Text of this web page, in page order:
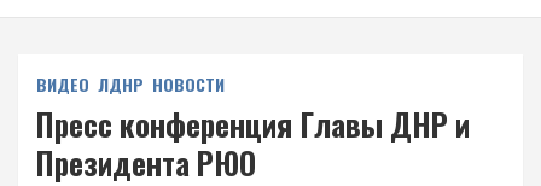
ВИДЕО ЛДНР НОВОСТИ
Пресс конференция Главы ДНР и
Президента РЮО